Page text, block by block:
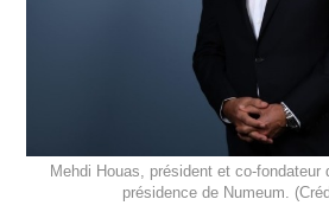
Mehdi Houas, président et co-fondateur
présidence de Numeum.